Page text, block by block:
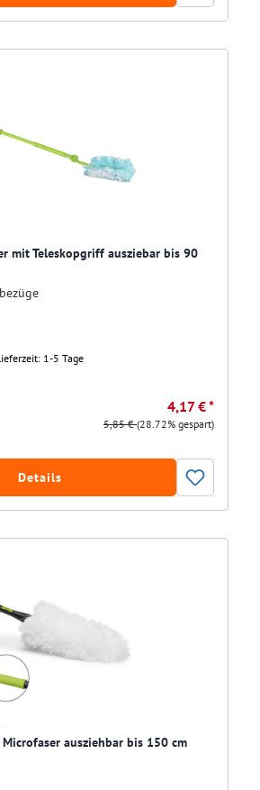
mit Teleskopgriff ausziebar bis 90
1-5 Tage
4,17 € *
5,85 €(28.72% gespart)
Details
ausziehbar bis 150 cm